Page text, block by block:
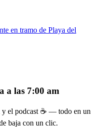
en tramo de Playa del
a las 7:00 am
y el podcast ☕ — todo en un
baja con un clic.